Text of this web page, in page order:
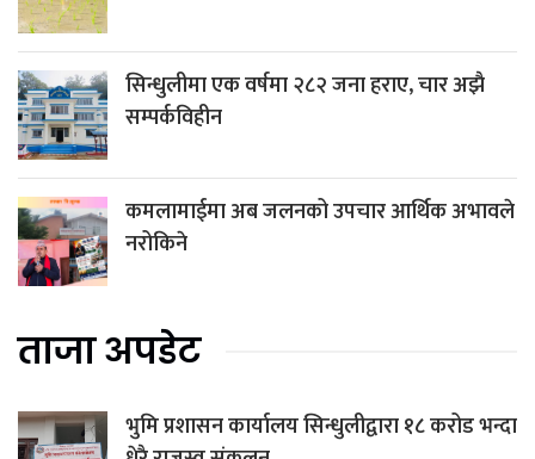
सिन्धुलीमा एक वर्षमा २८२ जना हराए, चार अझै
सम्पर्कविहीन
कमलामाईमा अब जलनको उपचार आर्थिक अभावले
नरोकिने
ताजा अपडेट
भुमि प्रशासन कार्यालय सिन्धुलीद्वारा १८ करोड भन्दा